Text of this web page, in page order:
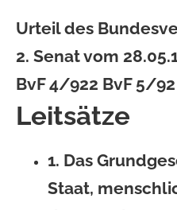
Urteil des
2. Senat vom
BvF 4/922 BvF 5/92
Leitsätze
1. Das
Staat,